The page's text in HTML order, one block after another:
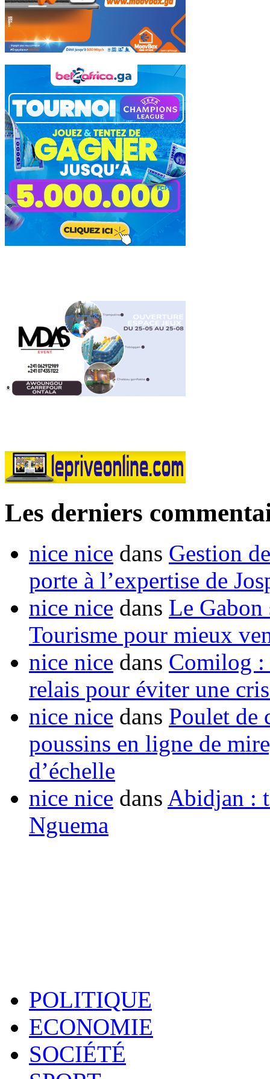
Les derniers
nice nice dans Gestion
porte à l’expertise de
nice nice dans Le Gabon
Tourisme pour mieux
nice nice dans Comilog :
relais pour éviter une
nice nice dans Poulet de
poussins en ligne de
d’échelle
nice nice dans Abidjan :
Nguema
POLITIQUE
ECONOMIE
SOCIÉTÉ